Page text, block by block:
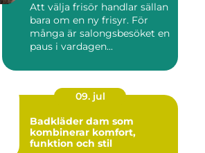
Att välja frisör handlar sällan
bara om en ny frisyr. För
många är salongsbesöket en
paus i vardagen...
09. jul
Badkläder dam som
kombinerar komfort,
funktion och stil